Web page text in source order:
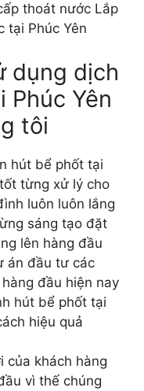
thoát nước Lắp
tại Phúc Yên
dụng dịch
Yên
tôi
hút bể phốt tại
từng xử lý cho
luôn luôn lắng
sáng tạo đặt
lên hàng đầu
án đầu tư các
đầu hiện nay
hút bể phốt tại
hiệu quả
của khách hàng
vì thế chúng